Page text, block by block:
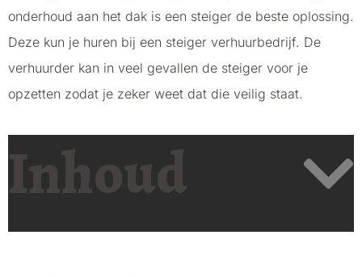
onderhoud aan het dak is een steiger de beste oplossing.
Deze kun je huren bij een steiger verhuurbedrijf. De
verhuurder kan in veel gevallen de steiger voor je
opzetten zodat je zeker weet dat die veilig staat.
Inhoud